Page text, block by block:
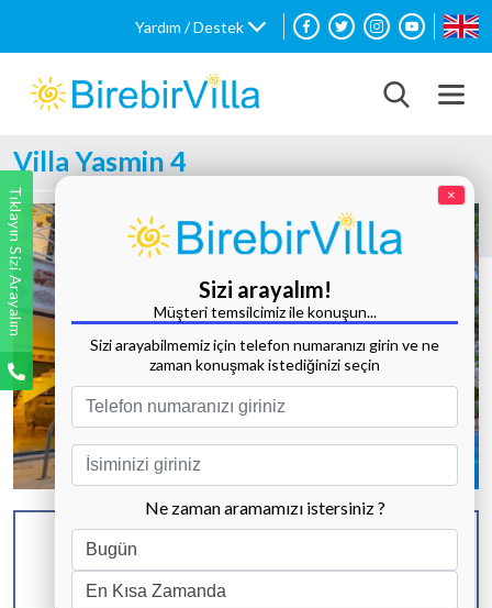
Yardım / Destek
Villa Yasmin 4
Tüm Fotoğrafları Göster
KAPASİTE
8 KİŞİ
BANYO & WC
4 ADET
YATAK ODASI
Tıklayın Sizi Arayalım ×
Sizi arayalım!
Müşteri temsilcimiz ile konuşun...
Sizi arayabilmemiz için telefon numaranızı girin ve ne
zaman konuşmak istediğinizi seçin
Ne zaman aramamızı istersiniz ?